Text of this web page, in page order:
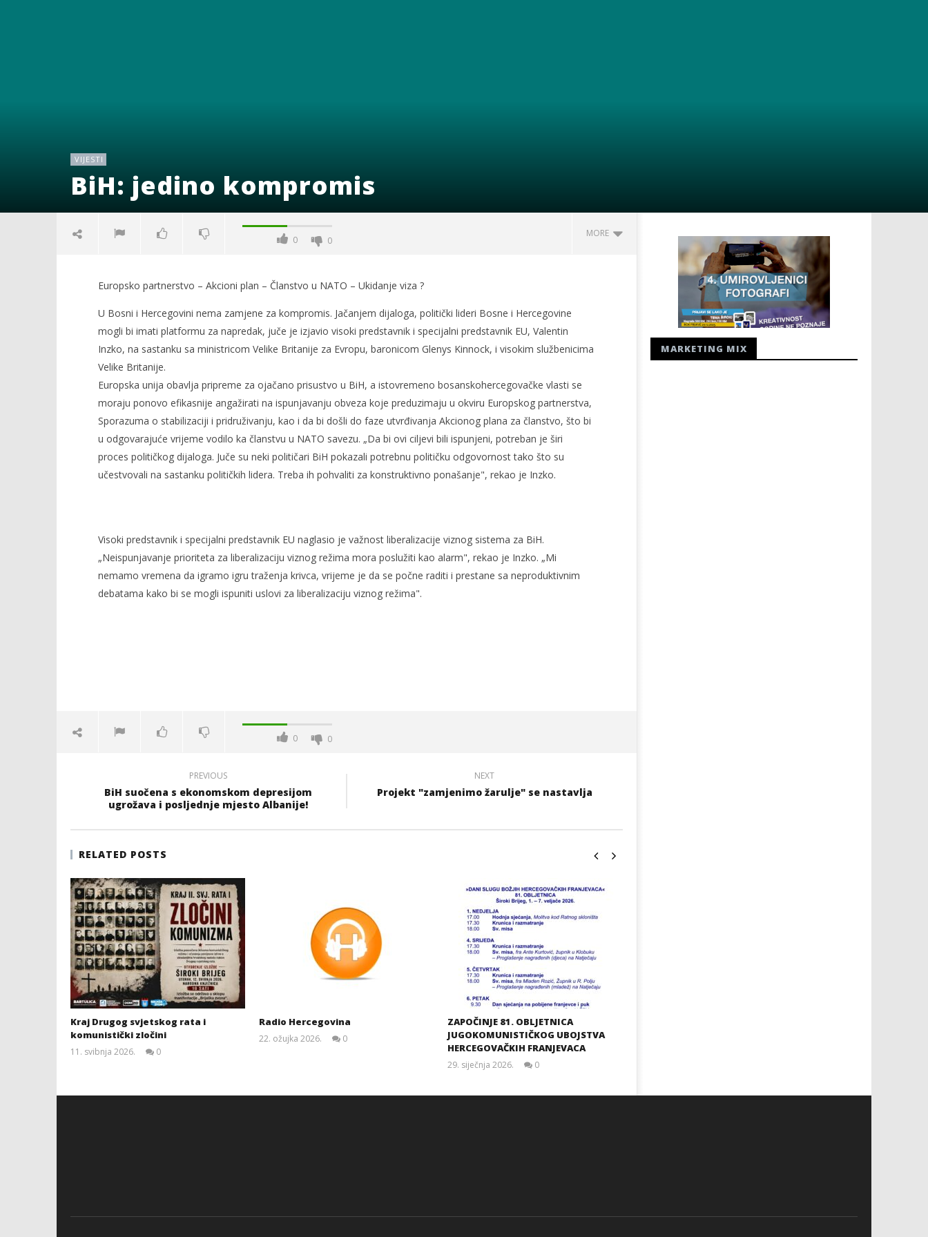
VIJESTI
BiH: jedino kompromis
0 0
MORE
NOW VIEWING
BiH: jedino kompromis
srpnja
Rafaela
Kraj Drugog svjetskog rata i
komunistički zločini
17.
2009.
Rafaela
Radio Hercegovina
17.
srpnja
2009.
Rafaela
Europsko partnerstvo – Akcioni plan – Članstvo u NATO – Ukidanje viza ?
U Bosni i Hercegovini nema zamjene za kompromis. Jačanjem dijaloga, politički lideri Bosne i Hercegovine
mogli bi imati platformu za napredak, juče je izjavio visoki predstavnik i specijalni predstavnik EU, Valentin
Inzko, na sastanku sa ministricom Velike Britanije za Evropu, baronicom Glenys Kinnock, i visokim službenicima
Velike Britanije.
Europska unija obavlja pripreme za ojačano prisustvo u BiH, a istovremeno bosanskohercegovačke vlasti se
moraju ponovo efikasnije angažirati na ispunjavanju obveza koje preduzimaju u okviru Europskog partnerstva,
Sporazuma o stabilizaciji i pridruživanju, kao i da bi došli do faze utvrđivanja Akcionog plana za članstvo, što bi
u odgovarajuće vrijeme vodilo ka članstvu u NATO savezu. „Da bi ovi ciljevi bili ispunjeni, potreban je širi
proces političkog dijaloga. Juče su neki političari BiH pokazali potrebnu političku odgovornost tako što su
učestvovali na sastanku političkih lidera. Treba ih pohvaliti za konstruktivno ponašanje", rekao je Inzko.
Visoki predstavnik i specijalni predstavnik EU naglasio je važnost liberalizacije viznog sistema za BiH.
„Neispunjavanje prioriteta za liberalizaciju viznog režima mora poslužiti kao alarm", rekao je Inzko. „Mi
nemamo vremena da igramo igru traženja krivca, vrijeme je da se počne raditi i prestane sa neproduktivnim
debatama kako bi se mogli ispuniti uslovi za liberalizaciju viznog režima".
0 0
PREVIOUS
BiH suočena s ekonomskom depresijom
ugrožava i posljednje mjesto Albanije!
NEXT
Projekt "zamjenimo žarulje" se nastavlja
RELATED POSTS
Kraj Drugog svjetskog rata i
komunistički zločini
11. svibnja 2026.
0
Radio Hercegovina
22. ožujka 2026.
0
ZAPOČINJE 81. OBLJETNICA
JUGOKOMUNISTIČKOG UBOJSTVA
HERCEGOVAČKIH FRANJEVACA
29. siječnja 2026.
0
MARKETING MIX